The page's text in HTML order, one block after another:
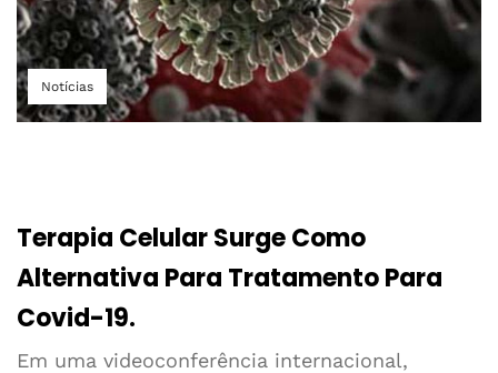
Notícias
Terapia Celular Surge Como
Alternativa Para Tratamento Para
Covid-19.
Em uma videoconferência internacional,